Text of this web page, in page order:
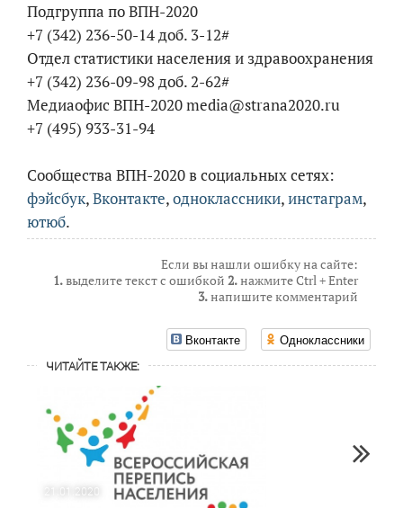
Подгруппа по ВПН-2020
+7 (342) 236-50-14 доб. 3-12#
Отдел статистики населения и здравоохранения
+7 (342) 236-09-98 доб. 2-62#
Медиаофис ВПН-2020 media@strana2020.ru
+7 (495) 933-31-94
Сообщества ВПН-2020 в социальных сетях:
фэйсбук,Вконтакте,одноклассники,инстаграм,
ютюб.
Если вы нашли ошибку на сайте:
1.выделите текст с ошибкой 2.нажмите Ctrl + Enter
3.напишите комментарий
Вконтакте Одноклассники
ЧИТАЙТЕ ТАКЖЕ:
21.01.2020